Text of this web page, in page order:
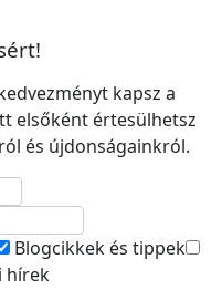
kapsz a
elsőként értesülhetsz
és újdonságainkról.
Blogcikkek és tippek
hírek